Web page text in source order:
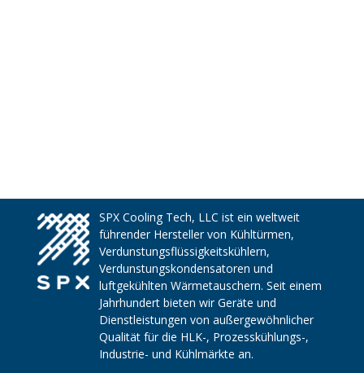
SPX Cooling Tech, LLC ist ein weltweit
führender Hersteller von Kühltürmen,
Verdunstungsflüssigkeitskühlern,
Verdunstungskondensatoren und
luftgekühlten Wärmetauschern. Seit einem
Jahrhundert bieten wir Geräte und
Dienstleistungen von außergewöhnlicher
Qualität für die HLK-, Prozesskühlungs-,
Industrie- und Kühlmärkte an.